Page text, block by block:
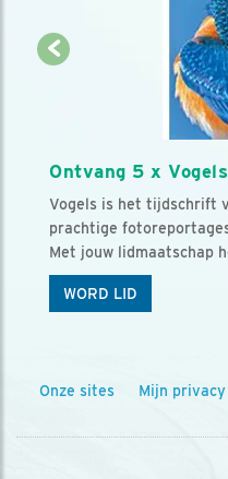
Ontvang 5 x
Vogels is het tijdschrift
prachtige
Met jouw lidmaatschap
WORD LID
Onze sites Mijn privacy